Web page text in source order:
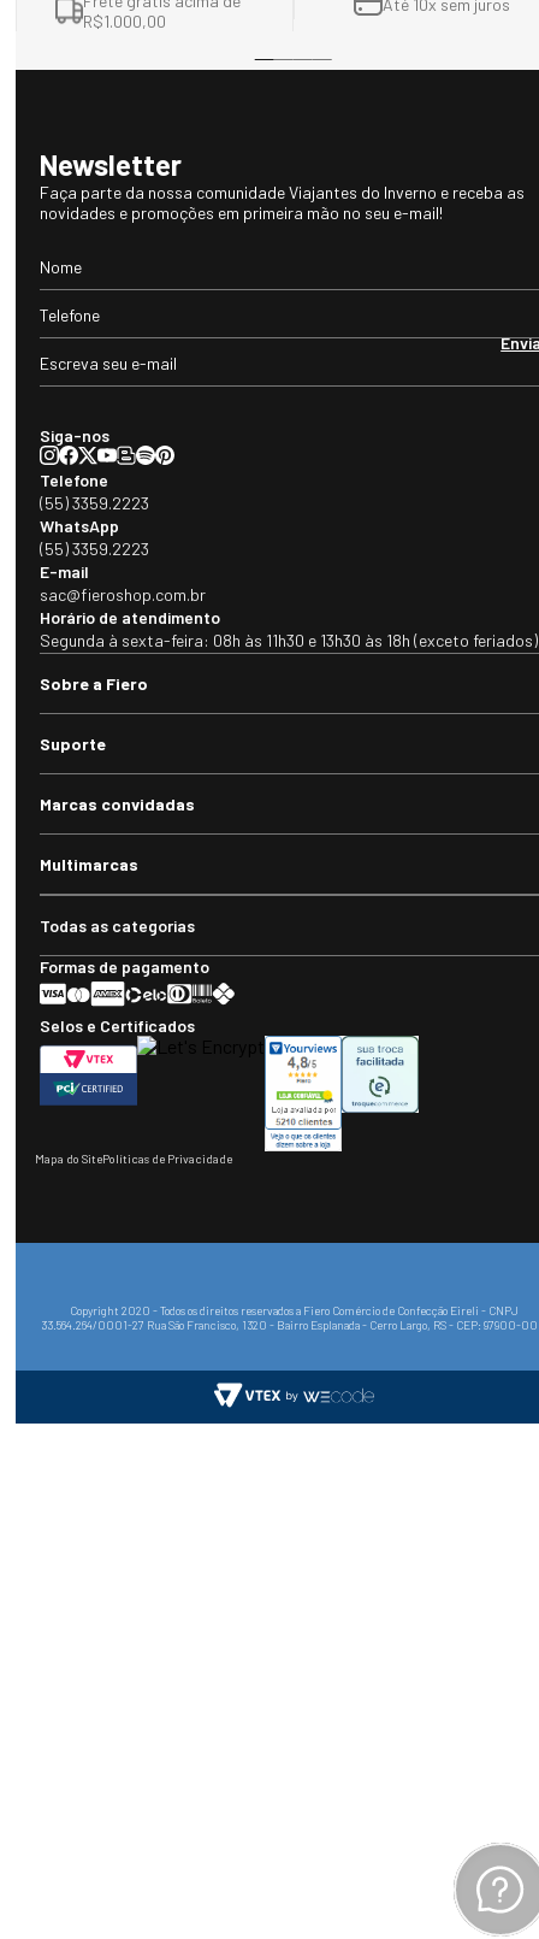
R$1.000,00
Até 10x sem juros
Newsletter
Faça parte da nossa comunidade Viajantes do Inverno e receba as
novidades e promoções em primeira mão no seu e-mail!
Siga-nos
Telefone
(55) 3359.2223
WhatsApp
(55) 3359.2223
E-mail
sac@fieroshop.com.br
Horário de atendimento
Segunda à sexta-feira: 08h às 11h30 e 13h30 às 18h (exceto feriados)
Sobre a Fiero
Suporte
Marcas convidadas
Multimarcas
Todas as categorias
Formas de pagamento
Selos e Certificados
Mapa do SitePolíticas de Privacidade
Copyright 2020 - Todos os direitos reservados a Fiero Comércio de Confecção Eireli - CNPJ
33.564.264/0001-27 Rua São Francisco, 1320 - Bairro Esplanada - Cerro Largo, RS - CEP: 97900-